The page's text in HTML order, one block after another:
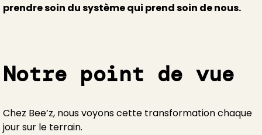
prendre soin du système qui prend soin de nous.
Notre point de vue
Chez Bee’z, nous voyons cette transformation chaque
jour sur le terrain.